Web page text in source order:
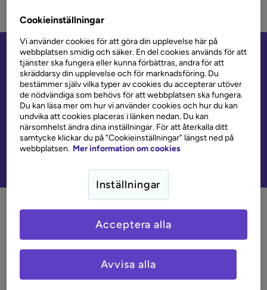
Aktuell
sparränta: 2,50 %
Läs mer och öppna sparkonto
Fördelar med ett sparkonto
hos Collector
Cookieinställningar
Vi använder cookies för att göra din upplevelse här på
webbplatsen smidig och säker. En del cookies används för att
tjänster ska fungera eller kunna förbättras, andra för att
skräddarsy din upplevelse och för marknadsföring. Du
bestämmer själv vilka typer av cookies du accepterar utöver
de nödvändiga som behövs för att webbplatsen ska fungera.
Du kan läsa mer om hur vi använder cookies och hur du kan
undvika att cookies placeras i länken nedan. Du kan
närsomhelst ändra dina inställningar. För att återkalla ditt
samtycke klickar du på ”Cookieinställningar” längst ned på
webbplatsen. Mer information om cookies
Inställningar
Avvisa alla
Acceptera alla